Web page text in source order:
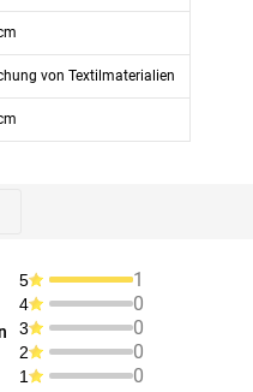
von Textilmaterialien
5 1
4 0
3 0
2 0
1 0